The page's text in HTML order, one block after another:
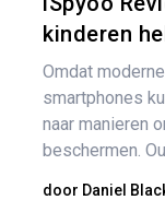
kinderen
Omdat
smartphones
naar manieren
beschermen.
door Daniel